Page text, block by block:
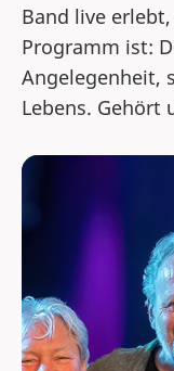
Band live
Programm ist:
Angelegenheit,
Lebens. Gehört